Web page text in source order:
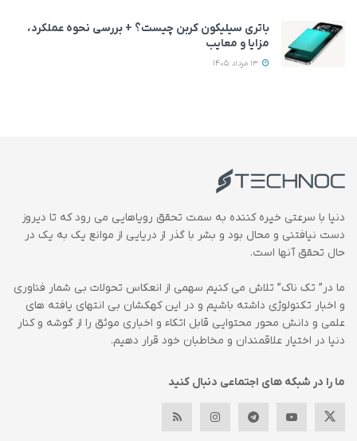
باتری سیلیکون کربن چیست؟ + بررسی نحوه عملکرد،
مزایا و معایب
دنیا با سرعتی خیره کننده به سمت تحقق رویاهایی می رود که تا دیروز
دست نیافتنی و محال بود و بشر با گذر از دریایی از موانع یک به یک در
حال تحقق آنها است.
ما در” تک ناک” تلاش می کنیم سهمی از انعکاس تحولات بی شمار فناوری
و اخبار تکنولوژی داشته باشیم و در این کهکشان بی انتهای یافته های
علمی و دانش محور محتوایی قابل اتکاء و اخباری موثق را از گوشه و کنار
دنیا در اختیار علاقمندان و مخاطبان خود قرار دهیم.
ما را در شبکه های اجتماعی دنبال کنید